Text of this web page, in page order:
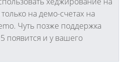
на демо-счетах на
Чуть позже поддержка
появится и у вашего